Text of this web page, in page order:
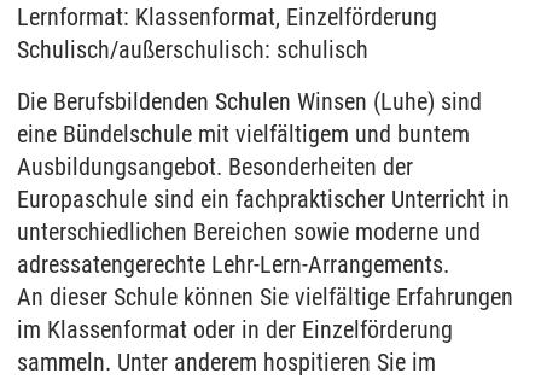
Lernformat: Klassenformat, Einzelförderung
Schulisch/außerschulisch: schulisch
Die Berufsbildenden Schulen Winsen (Luhe) sind
eine Bündelschule mit vielfältigem und buntem
Ausbildungsangebot. Besonderheiten der
Europaschule sind ein fachpraktischer Unterricht in
unterschiedlichen Bereichen sowie moderne und
adressatengerechte Lehr-Lern-Arrangements.
An dieser Schule können Sie vielfältige Erfahrungen
im Klassenformat oder in der Einzelförderung
sammeln. Unter anderem hospitieren Sie im